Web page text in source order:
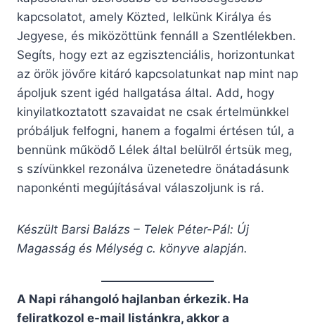
kapcsolatot, amely Közted, lelkünk Királya és
Jegyese, és miközöttünk fennáll a Szentlélekben.
Segíts, hogy ezt az egzisztenciális, horizontunkat
az örök jövőre kitáró kapcsolatunkat nap mint nap
ápoljuk szent igéd hallgatása által. Add, hogy
kinyilatkoztatott szavaidat ne csak értelmünkkel
próbáljuk felfogni, hanem a fogalmi értésen túl, a
bennünk működő Lélek által belülről értsük meg,
s szívünkkel rezonálva üzenetedre önátadásunk
naponkénti megújításával válaszoljunk is rá.
Készült Barsi Balázs – Telek Péter-Pál: Új
Magasság és Mélység c. könyve alapján.
A Napi ráhangoló hajlanban érkezik. Ha
feliratkozol e-mail listánkra, akkor a